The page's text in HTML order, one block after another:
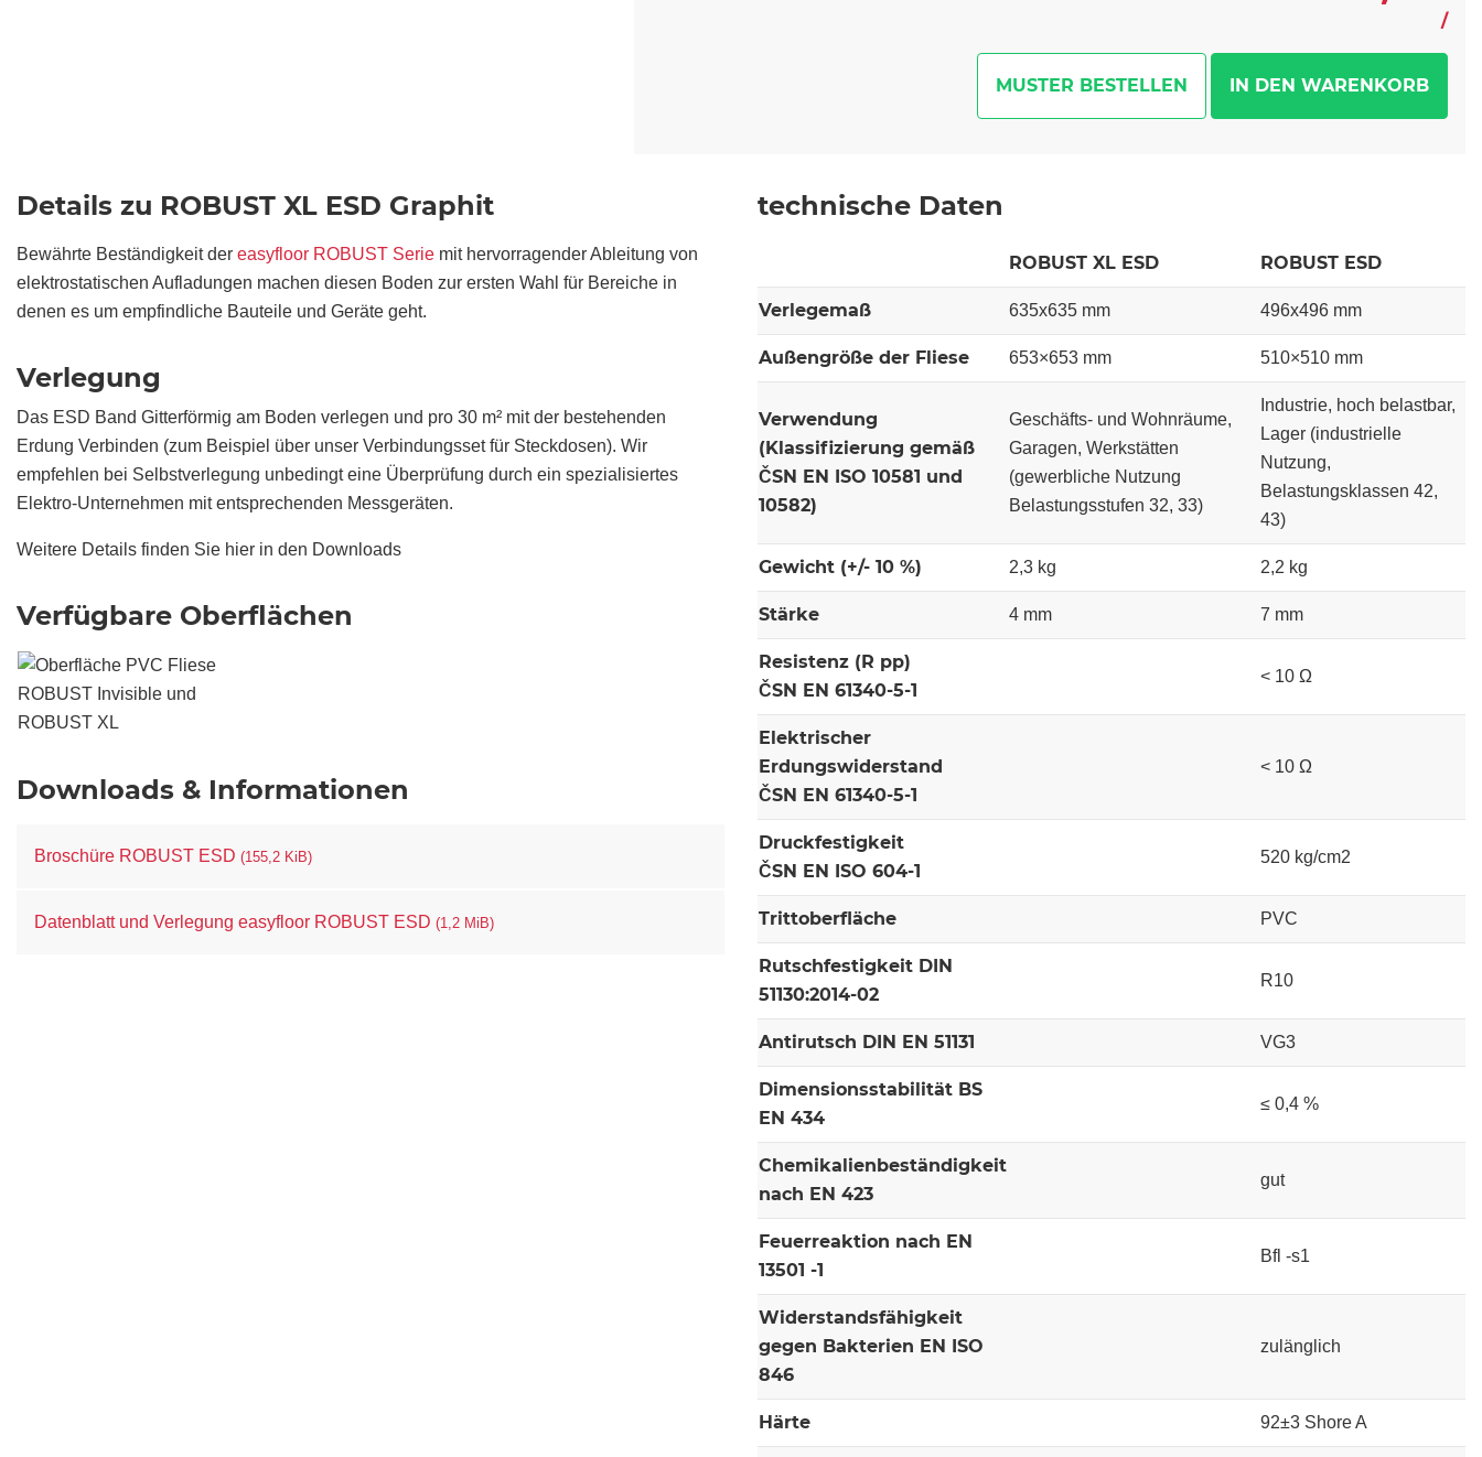
/
MUSTER BESTELLEN
Details zu ROBUST XL ESD Graphit
Bewährte Beständigkeit der easyfloor ROBUST Serie mit hervorragender Ableitung von
elektrostatischen Aufladungen machen diesen Boden zur ersten Wahl für Bereiche in
denen es um empfindliche Bauteile und Geräte geht.
Verlegung
Das ESD Band Gitterförmig am Boden verlegen und pro 30 m² mit der bestehenden
Erdung Verbinden (zum Beispiel über unser Verbindungsset für Steckdosen). Wir
empfehlen bei Selbstverlegung unbedingt eine Überprüfung durch ein spezialisiertes
Elektro-Unternehmen mit entsprechenden Messgeräten.
Weitere Details finden Sie hier in den Downloads
Verfügbare Oberflächen
Downloads & Informationen
Broschüre ROBUST ESD (155,2 KiB)
Datenblatt und Verlegung easyfloor ROBUST ESD (1,2 MiB)
technische Daten
ROBUST XL ESD ROBUST ESD
Verlegemaß 635x635 mm 496x496 mm
Außengröße der Fliese 653×653 mm 510×510 mm
Verwendung
(Klassifizierung gemäß
ČSN EN ISO 10581 und
10582)
Geschäfts- und Wohnräume,
Garagen, Werkstätten
(gewerbliche Nutzung
Belastungsstufen 32, 33)
Industrie, hoch belastbar,
Lager (industrielle
Nutzung,
Belastungsklassen 42,
43)
Gewicht (+/- 10 %) 2,3 kg 2,2 kg
Stärke 4 mm 7 mm
Resistenz (R pp)
ČSN EN 61340-5-1
< 10 Ω
Elektrischer
Erdungswiderstand
ČSN EN 61340-5-1
< 10 Ω
Druckfestigkeit
ČSN EN ISO 604-1
520 kg/cm2
Trittoberfläche PVC
Rutschfestigkeit DIN
51130:2014-02
R10
Antirutsch DIN EN 51131 VG3
Dimensionsstabilität BS
EN 434
≤ 0,4 %
Chemikalienbeständigkeit
nach EN 423
gut
Feuerreaktion nach EN
13501 -1
Bfl -s1
Widerstandsfähigkeit
gegen Bakterien EN ISO
846
zulänglich
Härte 92±3 Shore A